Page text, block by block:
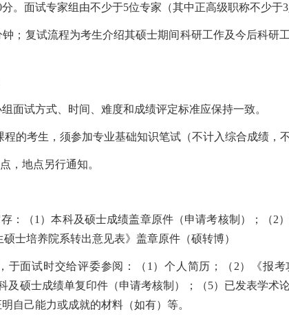
分。面试专家组由不少于5位专家（其中正高级职称不少于3
钟；复试流程为考生介绍其硕士期间科研工作及今后科研
面试方式、时间、难度和成绩评定标准应保持一致。
的考生，须参加专业基础知识笔试（不计入综合成绩，
点，地点另行通知。
：（1 ）本科及硕士成绩盖章原件（申请考核制）；（2
硕士培养院系转出意见表》盖章原件（硕转博）
于面试时交给评委参阅：（ 1 ）个人简历；（ 2）《报
及硕士成绩单复印件（申请考核制）；（5）已发表学术
自己能力或成就的材料（如有）等。